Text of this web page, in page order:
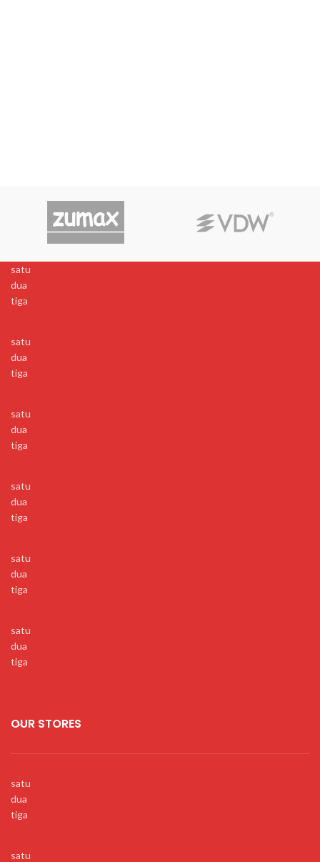
satu
dua
tiga
satu
dua
tiga
satu
dua
tiga
satu
dua
tiga
satu
dua
tiga
satu
dua
tiga
OUR STORES
satu
dua
tiga
satu